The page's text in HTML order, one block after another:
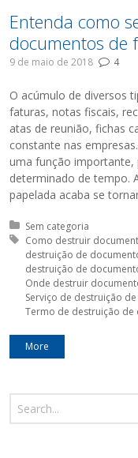
Entenda como
documentos de
9 de maio de 2018 4
O acúmulo de diversos
faturas, notas fiscais,
atas de reunião, fichas
constante nas
uma função importante,
determinado de tempo.
papelada acaba se
Posted in:
Sem categoria
Tagged with:
Como destruir
destruição de
destruição de
Onde destruir
Serviço de destruição
Termo de destruição de
More